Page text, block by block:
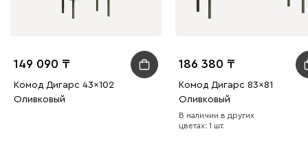
149 090
Комод Дигарс 43x102
Оливковый
186 380
Комод Дигарс 83x81
Оливковый
В наличии в других
цветах: 1 шт.